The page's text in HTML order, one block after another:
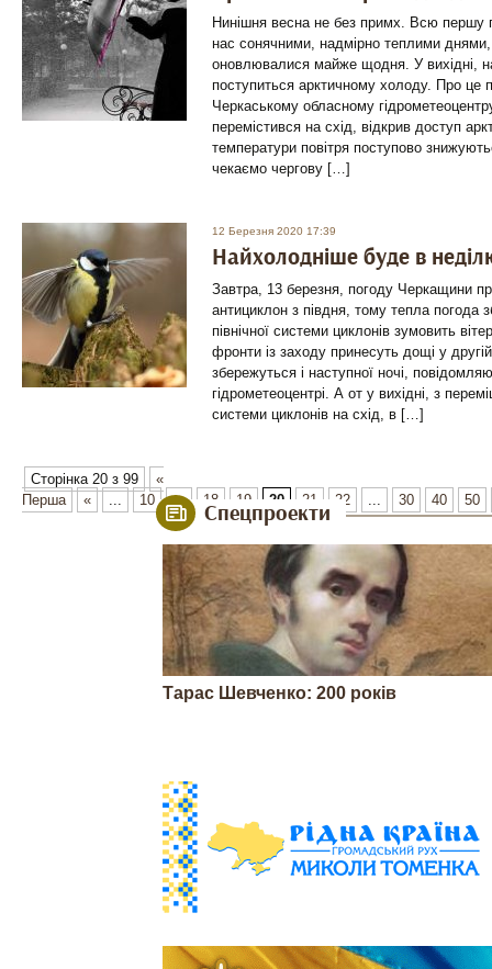
Нинішня весна не без примх. Всю першу
нас сонячними, надмірно теплими
оновлювалися майже щодня. У вихідні,
поступиться арктичному холоду. Про це
Черкаському обласному
перемістився на схід, відкрив доступ
температури повітря поступово
чекаємо чергову […]
12 Березня 2020 17:39
Найхолодніше буде в
Завтра, 13 березня, погоду Черкащини
антициклон з півдня, тому тепла погода
північної системи циклонів зумовить
фронти із заходу принесуть дощі у
збережуться і наступної ночі,
гідрометеоцентрі. А от у вихідні, з
системи циклонів на схід, в […]
Сторінка 20 з 99
«
Перша
« ... 10 ... 18 19 20 21 22 ... 30 40 50
Спецпроекти
Тарас Шевченко: 200 років